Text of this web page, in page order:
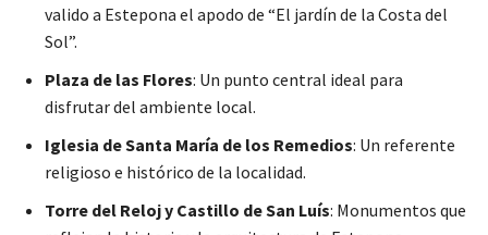
valido a Estepona el apodo de “El jardín de la Costa del
Sol”.
Plaza de las Flores: Un punto central ideal para
disfrutar del ambiente local.
Iglesia de Santa María de los Remedios: Un referente
religioso e histórico de la localidad.
Torre del Reloj y Castillo de San Luís: Monumentos que